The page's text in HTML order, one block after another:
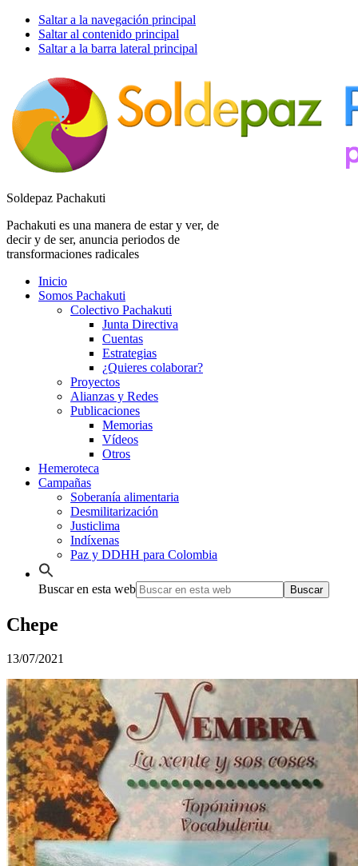
Saltar a la navegación principal
Saltar al contenido principal
Saltar a la barra lateral principal
Soldepaz Pachakuti
Pachakuti es una manera de estar y ver, de
decir y de ser, anuncia periodos de
transformaciones radicales
Inicio
Somos Pachakuti
Colectivo Pachakuti
Junta Directiva
Cuentas
Estrategias
¿Quieres colaborar?
Proyectos
Alianzas y Redes
Publicaciones
Memorias
Vídeos
Otros
Hemeroteca
Campañas
Soberanía alimentaria
Desmilitarización
Justiclima
Indíxenas
Paz y DDHH para Colombia
Buscar en esta web
Chepe
13/07/2021